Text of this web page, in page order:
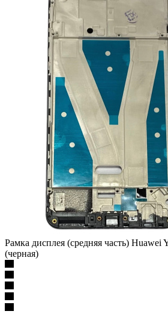
Рамка дисплея (средняя часть)
в наличии
370